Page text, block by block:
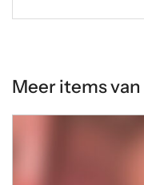
Meer items van